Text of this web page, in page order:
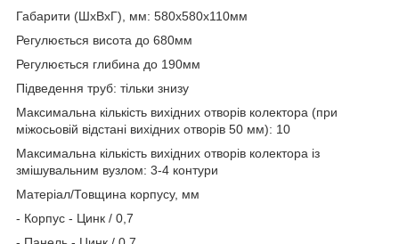
Габарити (ШхВхГ), мм: 580х580х110мм
Регулюється висота до 680мм
Регулюється глибина до 190мм
Підведення труб: тільки знизу
Максимальна кількість вихідних отворів колектора (при
міжосьовій відстані вихідних отворів 50 мм): 10
Максимальна кількість вихідних отворів колектора із
змішувальним вузлом: 3-4 контури
Матеріал/Товщина корпусу, мм
- Корпус - Цинк / 0,7